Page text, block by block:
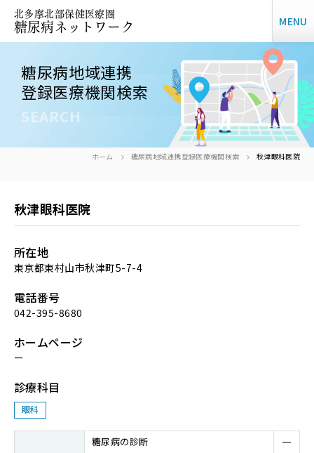
北多摩北部保健医療圏
糖尿病ネットワーク MENU
糖尿病地域連携
登録医療機関検索
SEARCH
ホーム 糖尿病地域連携登録医療機関検索 秋津眼科医院
秋津眼科医院
所在地
東京都東村山市秋津町5-7-4
電話番号
042-395-8680
ホームページ
ー
診療科目
眼科
糖尿病の診断